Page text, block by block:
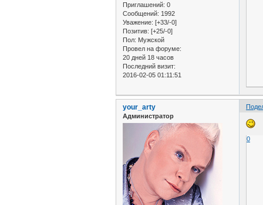
Приглашений: 0
Сообщений: 1992
Уважение: [+33/-0]
Позитив: [+25/-0]
Пол: Мужской
Провел на форуме:
20 дней 18 часов
Последний визит:
2016-02-05 01:11:51
your_arty
Администратор
0